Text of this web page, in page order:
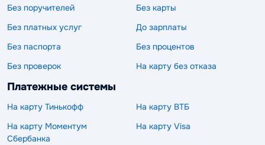
Без поручителей
Без карты
Без платных услуг
До зарплаты
Без паспорта
Без процентов
Без проверок
На карту без отказа
Платежные системы
На карту Тинькофф
На карту ВТБ
На карту Моментум
Сбербанка
На карту Visa